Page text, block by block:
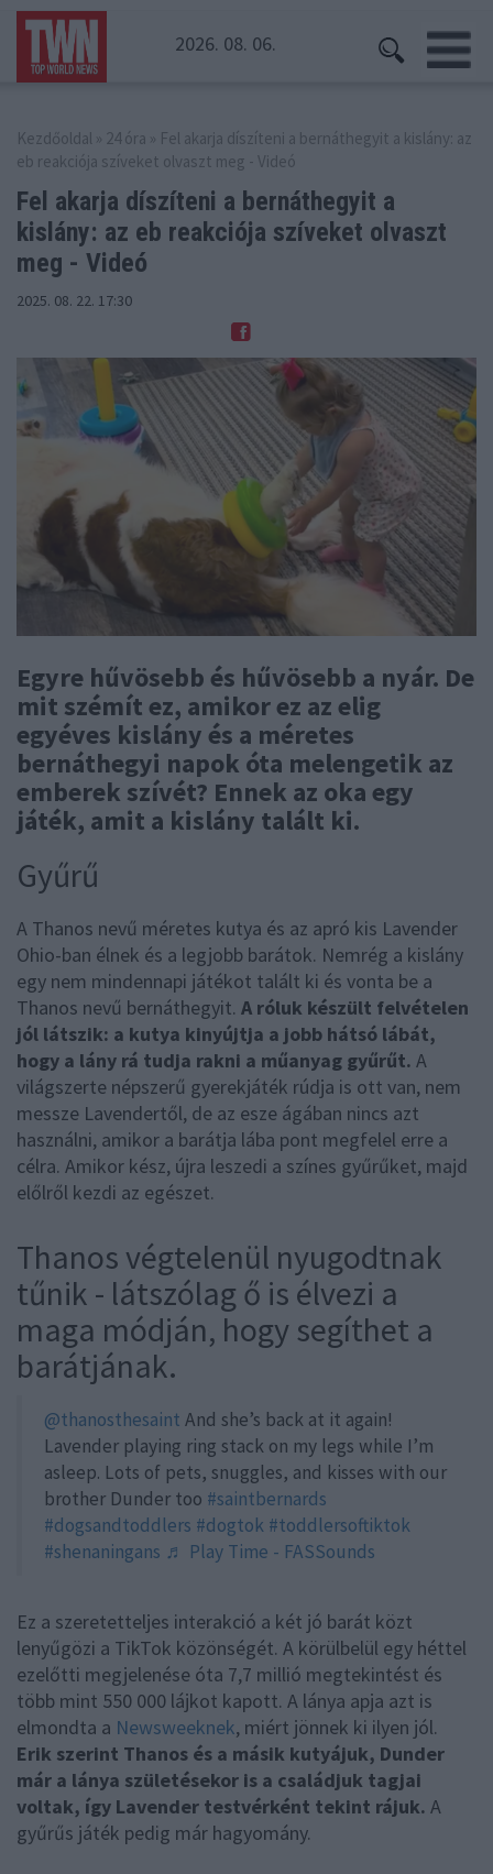
2026. 08. 06.
Kezdőoldal » 24 óra » Fel akarja díszíteni a bernáthegyit a kislány: az
eb reakciója szíveket olvaszt meg - Videó
Fel akarja díszíteni a bernáthegyit a
kislány: az eb reakciója szíveket olvaszt
meg - Videó
2025. 08. 22. 17:30
Egyre hűvösebb és hűvösebb a nyár. De
mit szémít ez, amikor ez az elig
egyéves kislány és a méretes
bernáthegyi napok óta melengetik az
emberek szívét? Ennek az oka egy
játék, amit a kislány talált ki.
Gyűrű
A Thanos nevű méretes kutya és az apró kis Lavender
Ohio-ban élnek és a legjobb barátok. Nemrég a kislány
egy nem mindennapi játékot talált ki és vonta be a
Thanos nevű bernáthegyit. A róluk készült felvételen
jól látszik: a kutya kinyújtja a jobb hátsó lábát,
hogy a lány rá tudja rakni a műanyag gyűrűt. A
világszerte népszerű gyerekjáték rúdja is ott van, nem
messze Lavendertől, de az esze ágában nincs azt
használni, amikor a barátja lába pont megfelel erre a
célra. Amikor kész, újra leszedi a színes gyűrűket, majd
előlről kezdi az egészet.
Thanos végtelenül nyugodtnak
tűnik - látszólag ő is élvezi a
maga módján, hogy segíthet a
barátjának.
@thanosthesaint And she’s back at it again!
Lavender playing ring stack on my legs while I’m
asleep. Lots of pets, snuggles, and kisses with our
brother Dunder too #saintbernards
#dogsandtoddlers #dogtok #toddlersoftiktok
#shenaningans ♬ Play Time - FASSounds
Ez a szeretetteljes interakció a két jó barát közt
lenyűgözi a TikTok közönségét. A körülbelül egy héttel
ezelőtti megjelenése óta 7,7 millió megtekintést és
több mint 550 000 lájkot kapott. A lánya apja azt is
elmondta a Newsweeknek, miért jönnek ki ilyen jól.
Erik szerint Thanos és a másik kutyájuk, Dunder
már a lánya születésekor is a családjuk tagjai
voltak, így Lavender testvérként tekint rájuk. A
gyűrűs játék pedig már hagyomány.